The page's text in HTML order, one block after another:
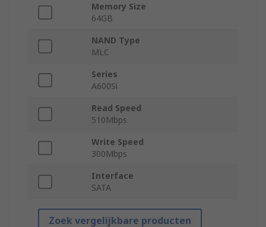
Memory Size
64GB
NAND Type
MLC
Series
A600Si
Read Speed
510Mbps
Write Speed
300Mbps
Interface
SATA
Zoek vergelijkbare producten